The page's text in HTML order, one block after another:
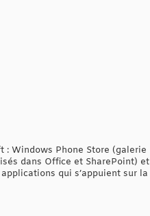
Windows Phone Store (galerie
dans Office et SharePoint) et
qui s’appuient sur la